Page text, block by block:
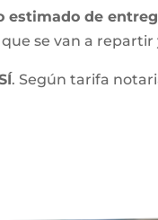
estimado de
que se van a
. Según tarifa